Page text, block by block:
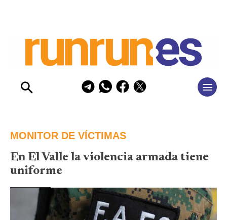
MONITOR DE VÍCTIMAS
En El Valle la violencia armada tiene
uniforme